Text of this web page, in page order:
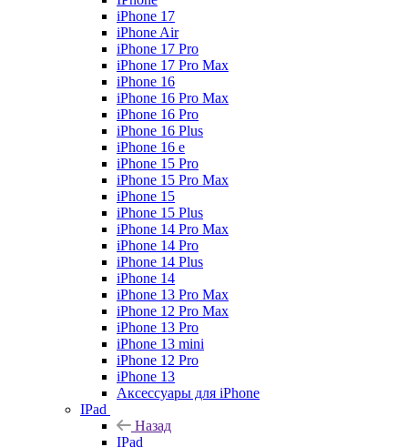
iPhone 17
iPhone Air
iPhone 17 Pro
iPhone 17 Pro Max
iPhone 16
iPhone 16 Pro Max
iPhone 16 Pro
iPhone 16 Plus
iPhone 16 e
iPhone 15 Pro
iPhone 15 Pro Max
iPhone 15
iPhone 15 Plus
iPhone 14 Pro Max
iPhone 14 Pro
iPhone 14 Plus
iPhone 14
iPhone 13 Pro Max
iPhone 12 Pro Max
iPhone 13 Pro
iPhone 13 mini
iPhone 12 Pro
iPhone 13
Аксессуары для iPhone
IPad
Назад
IPad